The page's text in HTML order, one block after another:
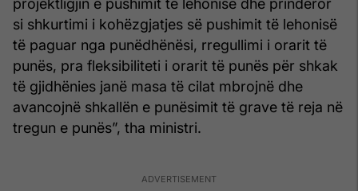
projektligjin e pushimit të lehonisë dhe prindëror
si shkurtimi i kohëzgjatjes së pushimit të lehonisë
të paguar nga punëdhënësi, rregullimi i orarit të
punës, pra fleksibiliteti i orarit të punës për shkak
të gjidhënies janë masa të cilat mbrojnë dhe
avancojnë shkallën e punësimit të grave të reja në
tregun e punës”, tha ministri.